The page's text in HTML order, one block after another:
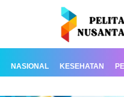
NASIONAL KESEHATAN